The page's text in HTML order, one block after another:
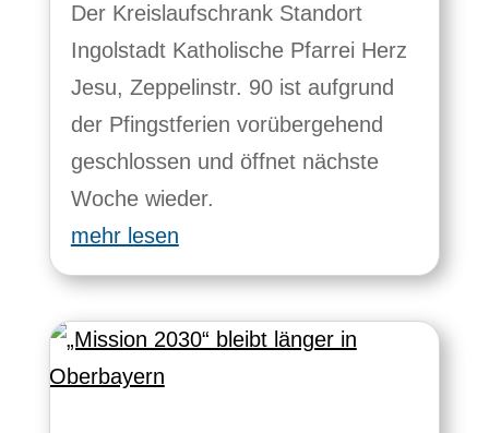
Der Kreislaufschrank Standort
Ingolstadt Katholische Pfarrei Herz
Jesu, Zeppelinstr. 90 ist aufgrund
der Pfingstferien vorübergehend
geschlossen und öffnet nächste
Woche wieder.
mehr lesen